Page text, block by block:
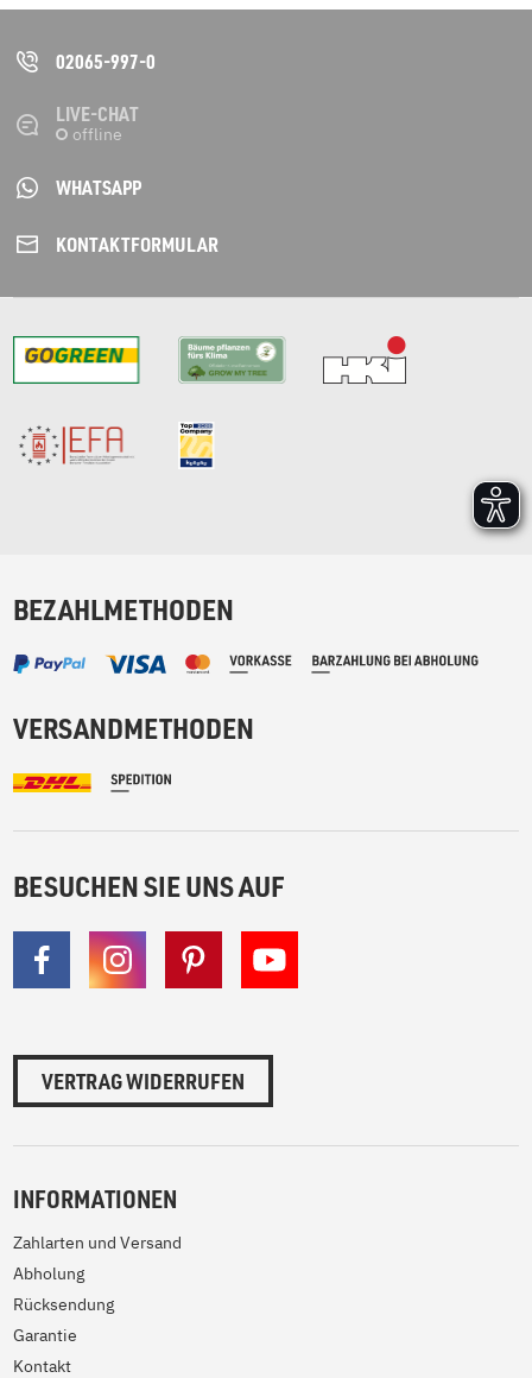
02065-997-0
LIVE-CHAT
WHATSAPP
KONTAKT­FORMULAR
BEZAHLMETHODEN
VERSANDMETHODEN
BESUCHEN SIE UNS AUF
VERTRAG WIDERRUFEN
INFORMATIONEN
Zahlarten und Versand
Abholung
Rücksendung
Garantie
Kontakt